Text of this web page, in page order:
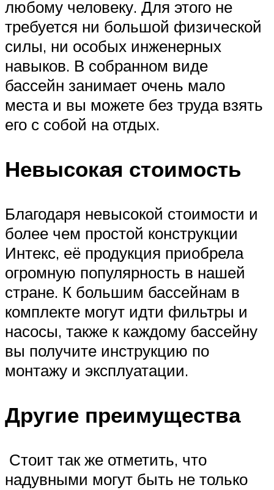
любому человеку. Для этого не
требуется ни большой физической
силы, ни особых инженерных
навыков. В собранном виде
бассейн занимает очень мало
места и вы можете без труда взять
его с собой на отдых.
Невысокая стоимость
Благодаря невысокой стоимости и
более чем простой конструкции
Интекс, её продукция приобрела
огромную популярность в нашей
стране. К большим бассейнам в
комплекте могут идти фильтры и
насосы, также к каждому бассейну
вы получите инструкцию по
монтажу и эксплуатации.
Другие преимущества
Стоит так же отметить, что
надувными могут быть не только